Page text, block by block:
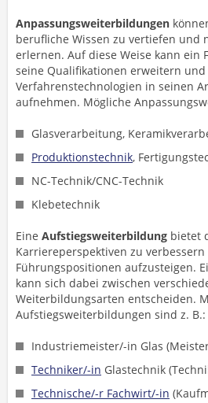
Anpassungsweiterbildungen
berufliche Wissen zu vertiefen und
erlernen. Auf diese Weise kann ein
seine Qualifikationen erweitern
Verfahrenstechnologien in seinen
aufnehmen. Mögliche
Glasverarbeitung,
Produktionstechnik,
NC-Technik/CNC-Technik
Klebetechnik
Eine Aufstiegsweiterbildung bietet
Karriereperspektiven zu
Führungspositionen aufzusteigen.
kann sich dabei zwischen
Weiterbildungsarten entscheiden.
Aufstiegsweiterbildungen sind z. B.:
Industriemeister/-in Glas
Techniker/-in Glastechnik
Technische/-r Fachwirt/-in